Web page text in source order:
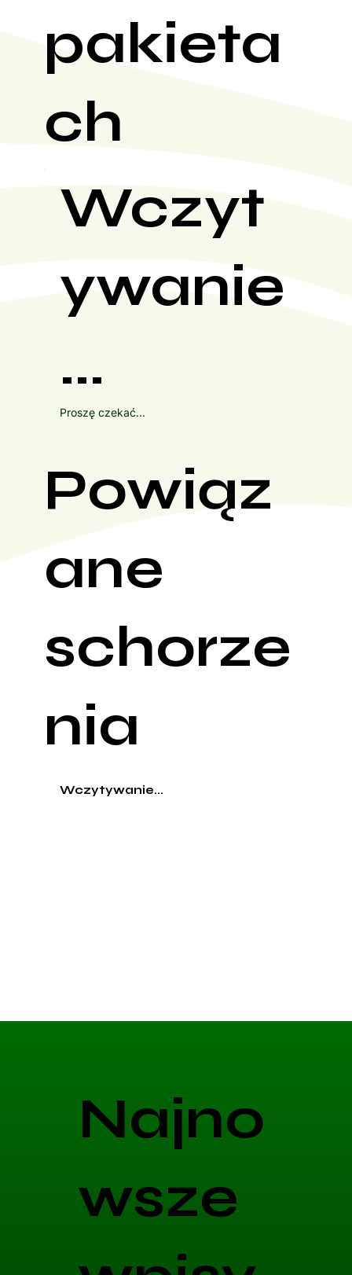
pakieta
ch
Wczyt
ywanie
...
Proszę czekać...
Powiąz
ane
schorze
nia
Wczytywanie...
Najno
wsze